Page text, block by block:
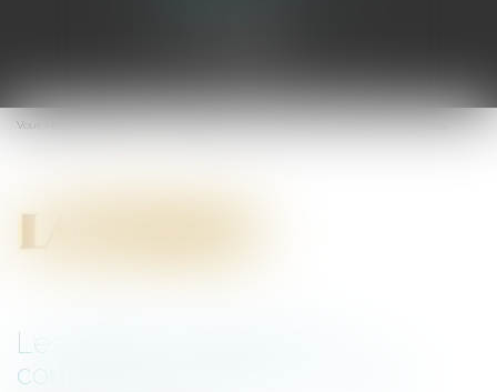
Ouvrir
le
Vous êtes ici :
Les faillites d’entreprises
continuent à reculer - La Croix